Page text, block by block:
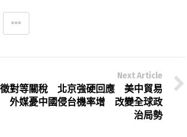
Next Article
徵對等關稅 北京強硬回應 美中貿易
外媒憂中國侵台機率增 改變全球政
治局勢